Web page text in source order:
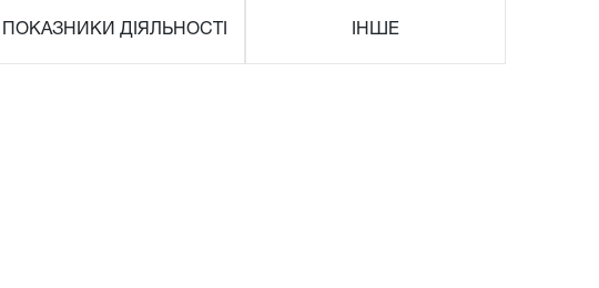
ПОКАЗНИКИ ДІЯЛЬНОСТІ ІНШЕ